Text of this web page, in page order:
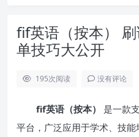
fif英语（按本）
单技巧大公开
195次阅读 没有评论
fif英语（按本）
是一款
平台，广泛应用于学术、技